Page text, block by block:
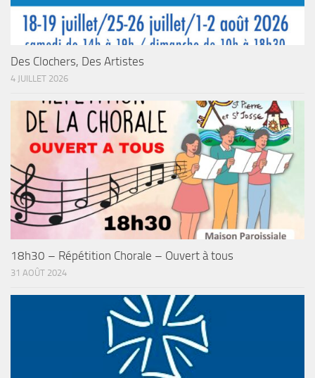
Des Clochers, Des Artistes
4 JUILLET 2026
18h30 – Répétition Chorale – Ouvert à tous
31 AOÛT 2024